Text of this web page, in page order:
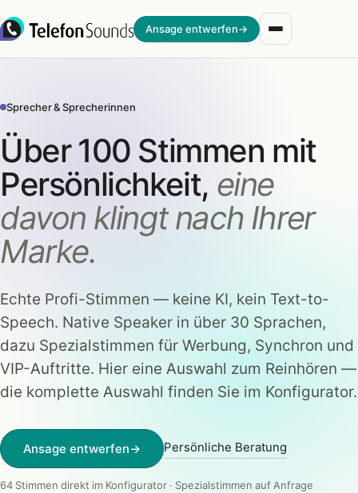
Ansage entwerfen→
Sprecher & Sprecherinnen
Über 100 Stimmen mit
Persönlichkeit, eine
davon klingt nach Ihrer
Marke.
Echte Profi-Stimmen — keine KI, kein Text-to-
Speech. Native Speaker in über 30 Sprachen,
dazu Spezialstimmen für Werbung, Synchron und
VIP-Auftritte. Hier eine Auswahl zum Reinhören —
die komplette Auswahl finden Sie im Konfigurator.
Ansage entwerfen→ Persönliche Beratung
64 Stimmen direkt im Konfigurator · Spezialstimmen auf Anfrage